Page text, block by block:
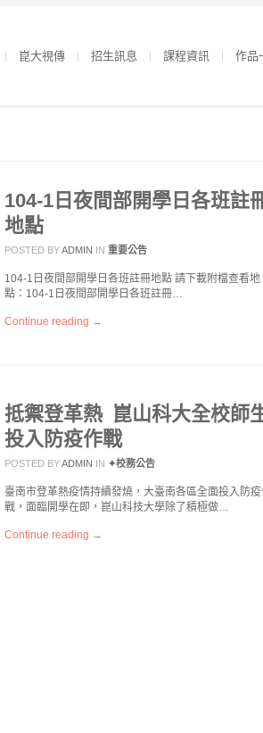
崑大視傳 招生訊息 課程資訊 作品
104-1日夜間部開學日各班註
地點
POSTED BYADMIN IN 重要公告
104-1日夜間部開學日各班註冊地點 請下載附檔查看地
點：104-1日夜間部開學日各班註冊…
Continue reading →
抵禦登革熱 崑山科大全校師
投入防疫作戰
POSTED BYADMIN IN ✦校務公告
臺南市登革熱疫情持續發燒，大臺南各區全面投入防
戰，面臨開學在即，崑山科技大學除了積極做…
Continue reading →